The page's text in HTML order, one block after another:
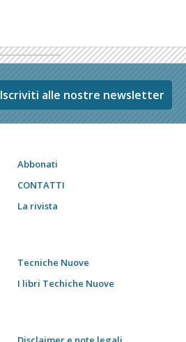
Iscriviti alle nostre newsletter
Abbonati
CONTATTI
La rivista
Tecniche Nuove
I libri Techiche Nuove